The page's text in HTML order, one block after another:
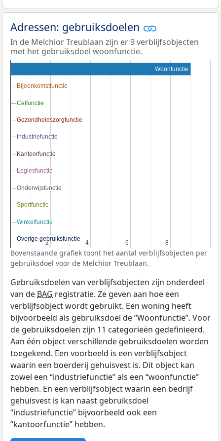
Adressen: gebruiksdoelen
In de Melchior Treublaan zijn er 9 verblijfsobjecten
met het gebruiksdoel woonfunctie.
2
2 4
4 6
6 8
8
Woonfunctie
Bijeenkomstfunctie
Bijeenkomstfunctie
Celfunctie
Celfunctie
Gezondheidszorgfunctie
Gezondheidszorgfunctie
Industriefunctie
Industriefunctie
Kantoorfunctie
Kantoorfunctie
Logiesfunctie
Logiesfunctie
Onderwijsfunctie
Onderwijsfunctie
Sportfunctie
Sportfunctie
Winkelfunctie
Winkelfunctie
Overige gebruiksfunctie
Overige gebruiksfunctie
Bovenstaande grafiek toont het aantal verblijfsobjecten per
gebruiksdoel voor de Melchior Treublaan.
Gebruiksdoelen van verblijfsobjecten zijn onderdeel
van de BAG registratie. Ze geven aan hoe een
verblijfsobject wordt gebruikt. Een woning heeft
bijvoorbeeld als gebruiksdoel de “Woonfunctie”. Voor
de gebruiksdoelen zijn 11 categorieën gedefinieerd.
Aan één object verschillende gebruiksdoelen worden
toegekend. Een voorbeeld is een verblijfsobject
waarin een boerderij gehuisvest is. Dit object kan
zowel een “industriefunctie” als een “woonfunctie”
hebben. En een verblijfsobject waarin een bedrijf
gehuisvest is kan naast gebruiksdoel
“industriefunctie” bijvoorbeeld ook een
“kantoorfunctie” hebben.